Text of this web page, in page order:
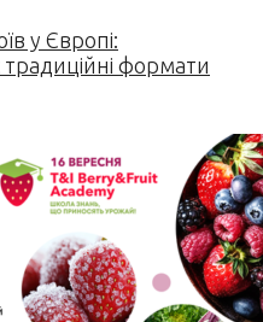
у Європі:
традиційні формати